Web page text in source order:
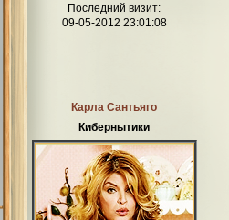
Последний визит:
09-05-2012 23:01:08
Карла Сантьяго
Кибернытики